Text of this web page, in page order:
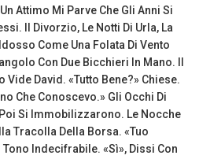
Attimo Mi Parve Che Gli Anni Si
Il Divorzio, Le Notti Di Urla, La
Come Una Folata Di Vento
Con Due Bicchieri In Mano. Il
David. «Tutto Bene?» Chiese.
Che Conoscevo.» Gli Occhi Di
Si Immobilizzarono. Le Nocche
Tracolla Della Borsa. «Tuo
Indecifrabile. «Sì», Dissi Con